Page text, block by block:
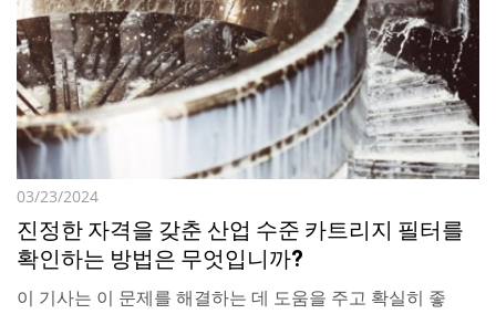
03/23/2024
진정한 자격을 갖춘 산업 수준 카트리지 필터를
확인하는 방법은 무엇입니까?
이 기사는 이 문제를 해결하는 데 도움을 주고 확실히 좋